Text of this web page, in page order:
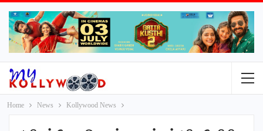
Home News Kollywood News